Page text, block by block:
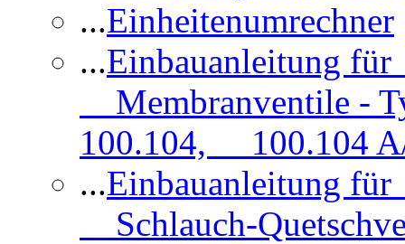
...Einheitenumrechner
...Einbauanleitung
Membranventile -
100.104, 100.104
...Einbauanleitung
Schlauch-